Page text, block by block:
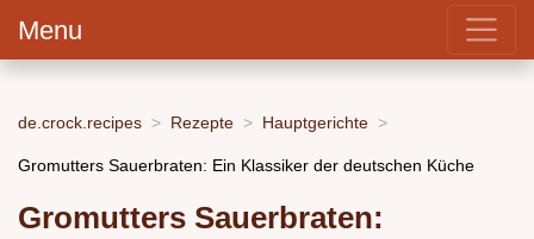
Menu
de.crock.recipes Rezepte Hauptgerichte
Gromutters Sauerbraten: Ein Klassiker der deutschen Küche
Gromutters Sauerbraten: